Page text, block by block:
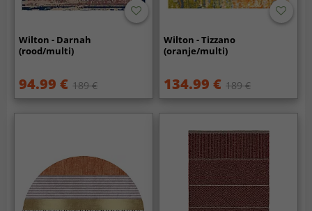
Wilton - Darnah
(rood/multi)
94.99 € 189 €
Wilton - Tizzano
(oranje/multi)
134.99 € 189 €